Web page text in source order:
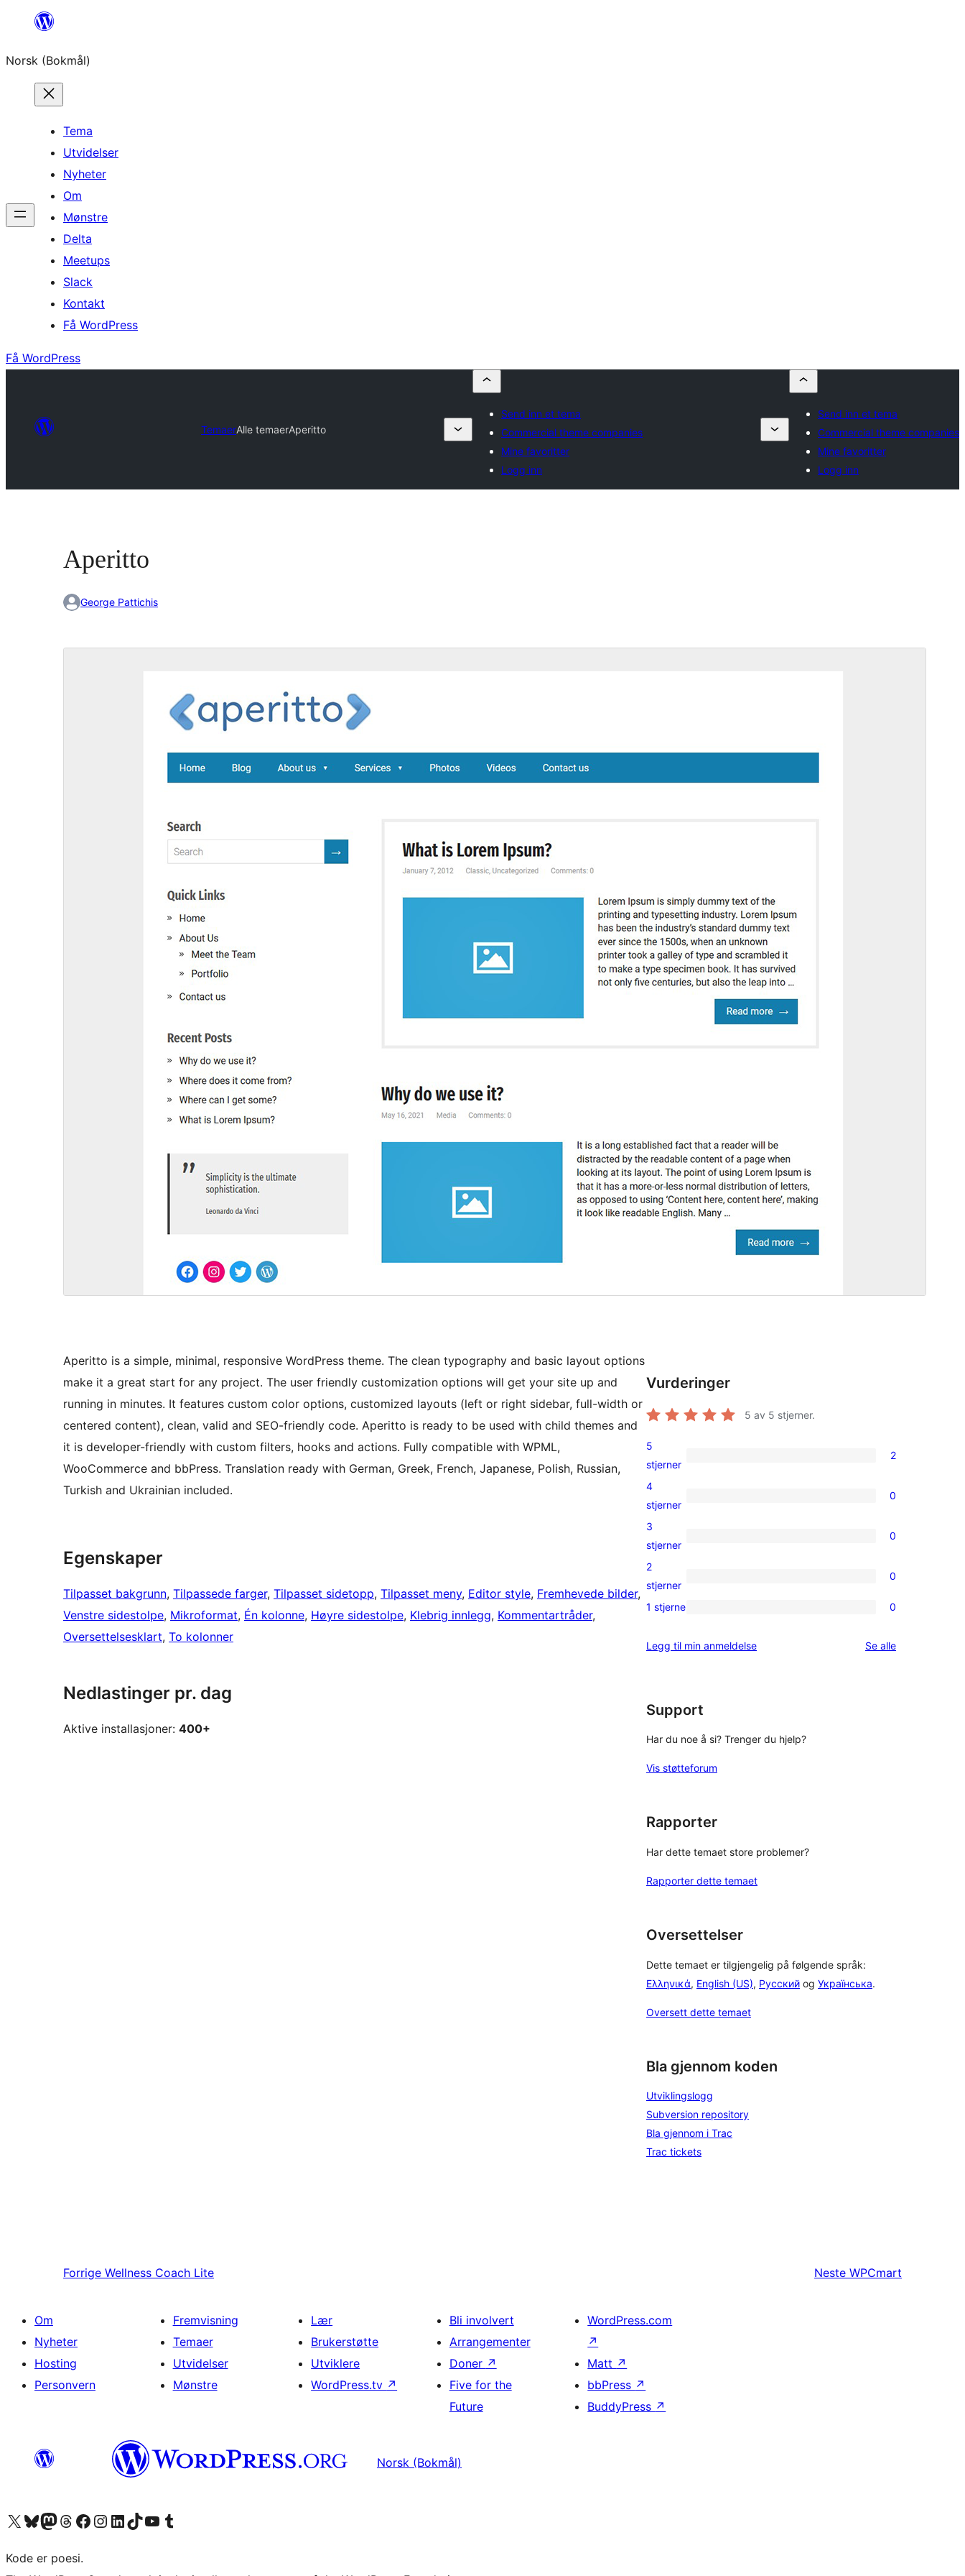
Hopp
innhold
Norsk (Bokmål)
Tema
Utvidelser
Nyheter
Om
Mønstre
Delta
Meetups
Slack
Kontakt
Få WordPress
Få WordPress
TemaerAlle temaerAperitto
Send inn et tema
Commercial theme companies
Mine favoritter
Logg inn
Send inn et tema
Commercial theme companies
Mine favoritter
Logg inn
Aperitto
George Pattichis
PHP-versjon
Aperitto is a simple, minimal, responsive WordPress theme. The clean typography and basic layout options
make it a great start for any project. The user friendly customization options will get your site up and
running in minutes. It features custom color options, customized layouts (left or right sidebar, full-width or
centered content), clean, valid and SEO-friendly code. Aperitto is ready to be used with child themes and
it is developer-friendly with custom filters, hooks and actions. Fully compatible with WPML,
WooCommerce and bbPress. Translation ready with German, Greek, French, Japanese, Polish, Russian,
Turkish and Ukrainian included.
Egenskaper
Tilpasset bakgrunn, Tilpassede farger, Tilpasset sidetopp, Tilpasset meny, Editor style, Fremhevede bilder
Venstre sidestolpe, Mikroformat, Én kolonne, Høyre sidestolpe, Klebrig innlegg, Kommentartråder
Oversettelsesklart, To kolonner
Nedlastinger pr. dag
Aktive installasjoner: 400+
Vurderinger
5 av 5 stjerner.
2
5-
star
5
stjerner
2
0
4-
star
4
stjerner
0
0
3-
star
3
stjerner
0
0
2-
reviews
2
stjerner
0
0
star
1 stjerne 0
Legg til min anmeldelse Se alleomtalene
Support
Har du noe å si? Trenger du hjelp?
Vis støtteforum
Rapporter
Har dette temaet store problemer?
Rapporter dette temaet
Oversettelser
Dette temaet er tilgjengelig på følgende språk:
Ελληνικά, English (US), Русский og Українська.
Oversett dette temaet
Bla gjennom koden
Utviklingslogg
Subversion repository
Bla gjennom i Trac
Trac tickets
Forrige Wellness Coach Lite Neste WPCmart
Om
Nyheter
Hosting
Personvern
Fremvisning
Temaer
Utvidelser
Mønstre
Lær
Brukerstøtte
Utviklere
WordPress.tv ↗
Bli involvert
Arrangementer
Doner ↗
Five for the
Future
WordPress.com
↗
Matt ↗
bbPress ↗
BuddyPress ↗
Norsk (Bokmål)
Besøk vår konto på X Visit our Bluesky account
Besøk vår Mastodon-konto
Visit our Threads account
Besøk vår Facebook-sideBesøk vår Instagram-konto
Besøk vår LinkedIn-konto
Visit our TikTok account
Visit our YouTube channel
Visit our Tumblr account
Kode er poesi.